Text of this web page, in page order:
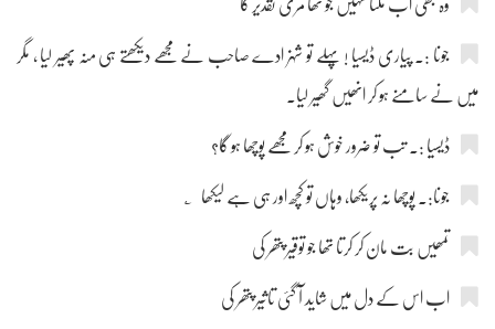
وہ بھی اب ملتا نہیں جو تھا مری تقدیر کا
جونا :۔ پیاری ڈیسیا ! پہلے تو شہزادے صاحب نے مجھے دیکھتے ہی منہ پھیر لیا ، مگر
میں نے سامنے ہو کر انھیں گھیر لیا۔
ڈیسیا :۔ تب تو ضرور خوش ہو کر مجھے پوچھا ہو گا؟
جونا:۔ پوچھا نہ پریکھا، وہاں تو کچھ اور ہی ہے لیکھا ؂
تمھیں بت مان کر کرتا تھا جو توقیر پتھر کی
اب اس کے دل میں شاید آ گئی تاثیر پتھر کی